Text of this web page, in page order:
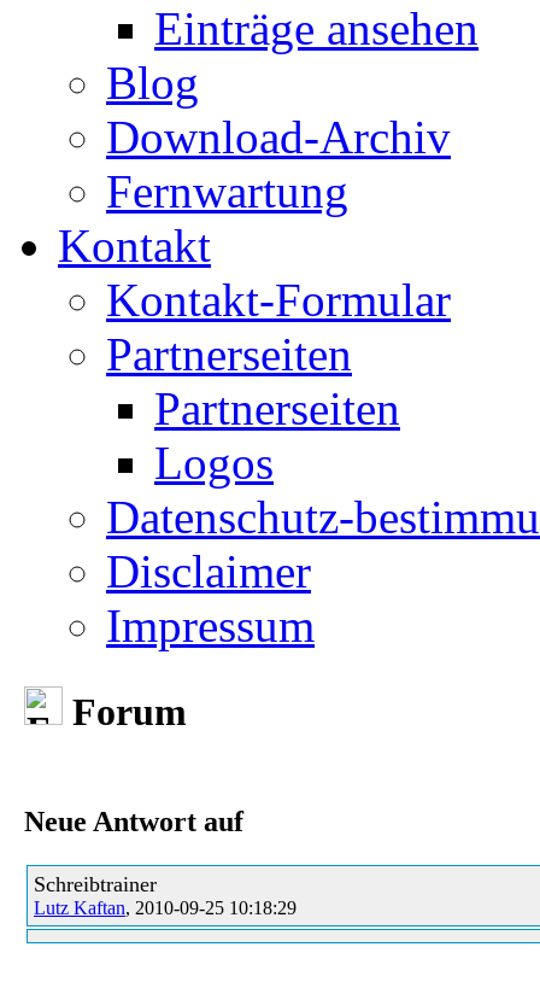
Einträge ansehen
Blog
Download-Archiv
Fernwartung
Kontakt
Kontakt-Formular
Partnerseiten
Partnerseiten
Logos
Datenschutz-
Disclaimer
Impressum
Forum
Neue Antwort auf
Schreibtrainer
Lutz Kaftan, 2010-09-25 10:18:29